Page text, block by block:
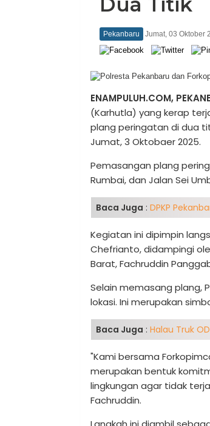
Pekanbaru Jumat, 03 Oktober
ENAMPULUH.COM,
(Karhutla) yang kerap
plang peringatan di dua
Jumat, 3 Oktobaer 2025.
Pemasangan plang
Rumbai, dan Jalan Sei
Baca Juga : DPKP
Kegiatan ini dipimpin
Chefrianto, didampingi
Barat, Fachruddin
Selain memasang plang,
lokasi. Ini merupakan
Baca Juga : Halau Truk
"Kami bersama
merupakan bentuk
lingkungan agar tidak
Fachruddin.